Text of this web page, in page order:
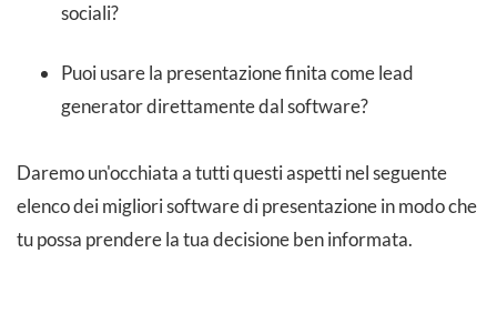
sociali?
Puoi usare la presentazione finita come lead
generator direttamente dal software?
Daremo un'occhiata a tutti questi aspetti nel seguente
elenco dei migliori software di presentazione in modo che
tu possa prendere la tua decisione ben informata.